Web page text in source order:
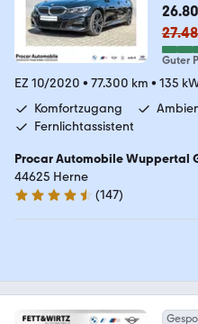
Guter
EZ 10/2020 • 77.300 km • 135
Komfortzugang
Fernlichtassistent
Procar Automobile Wuppertal
44625 Herne
4.3 Sterne
(147)